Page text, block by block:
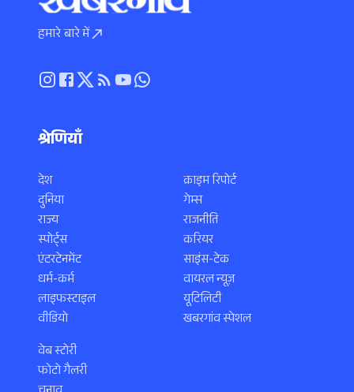
हमारे बारे में
श्रेणियाँ
देश
दुनिया
राज्य
स्पोर्ट्स
एंटरटेनमेंट
धर्म-कर्म
लाइफस्टाइल
वीडियो
क्राइम रिपोर्ट
गेम्स
राजनीति
करियर
साइंस-टेक
वायरल न्यूज़
यूटिलिटी
खबरगांव स्पेशल
वेब स्टोरी
फोटो गैलरी